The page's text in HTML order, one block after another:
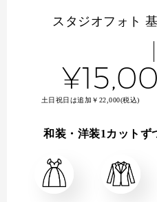
スタジオフォト
土日祝日は追加￥22,000(税込)
和装・洋装1カットず